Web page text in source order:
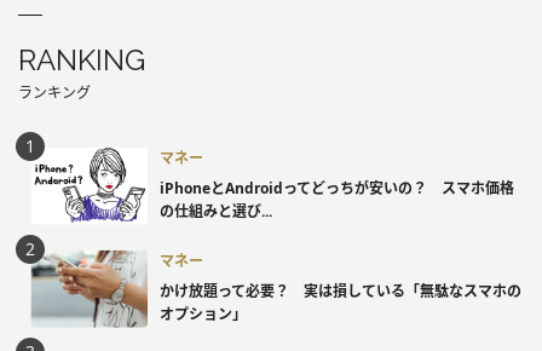
RANKING
ランキング
マネー
iPhoneとAndroidってどっちが安いの？ スマホ価格
の仕組みと選び...
マネー
かけ放題って必要？ 実は損している「無駄なスマホの
オプション」